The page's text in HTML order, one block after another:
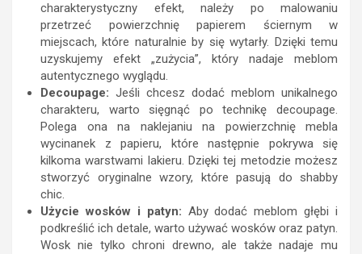
charakterystyczny efekt, należy po malowaniu
przetrzeć powierzchnię papierem ściernym w
miejscach, które naturalnie by się wytarły. Dzięki temu
uzyskujemy efekt „zużycia”, który nadaje meblom
autentycznego wyglądu.
Decoupage: Jeśli chcesz dodać meblom unikalnego
charakteru, warto sięgnąć po technikę decoupage.
Polega ona na naklejaniu na powierzchnię mebla
wycinanek z papieru, które następnie pokrywa się
kilkoma warstwami lakieru. Dzięki tej metodzie możesz
stworzyć oryginalne wzory, które pasują do shabby
chic.
Użycie wosków i patyn: Aby dodać meblom głębi i
podkreślić ich detale, warto używać wosków oraz patyn.
Wosk nie tylko chroni drewno, ale także nadaje mu